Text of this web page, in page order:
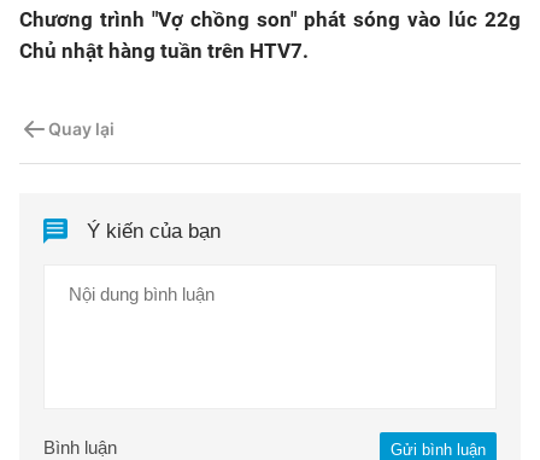
Chương trình "Vợ chồng son" phát sóng vào lúc 22g
Chủ nhật hàng tuần trên HTV7.
Quay lại
Ý kiến của bạn
Gửi bình luận
Bình luận